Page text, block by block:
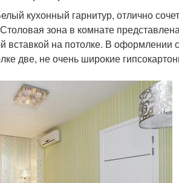
кухонный гарнитур, отлично
зона в комнате
вставкой на потолке. В оформлении
две, не очень широкие